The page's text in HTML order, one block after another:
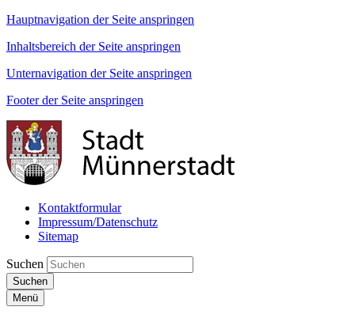
Hauptnavigation der Seite anspringen
Inhaltsbereich der Seite anspringen
Unternavigation der Seite anspringen
Footer der Seite anspringen
Kontaktformular
Impressum/Datenschutz
Sitemap
Suchen
Suchen
Menü